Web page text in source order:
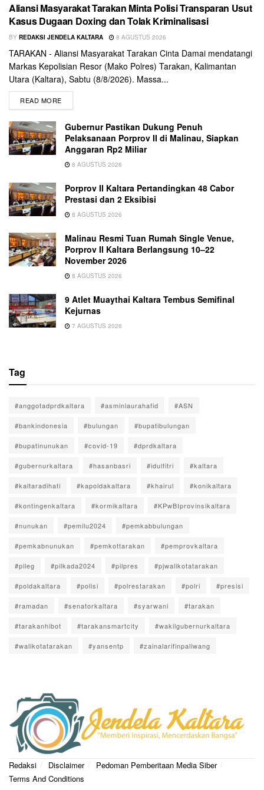
Aliansi Masyarakat Tarakan Minta Polisi Transparan Usut
Kasus Dugaan Doxing dan Tolak Kriminalisasi
BY REDAKSI JENDELA KALTARA 8 AGUSTUS 2026
TARAKAN - Aliansi Masyarakat Tarakan Cinta Damai mendatangi
Markas Kepolisian Resor (Mako Polres) Tarakan, Kalimantan
Utara (Kaltara), Sabtu (8/8/2026). Massa...
READ MORE
Gubernur Pastikan Dukung Penuh
Pelaksanaan Porprov II di Malinau, Siapkan
Anggaran Rp2 Miliar
8 AGUSTUS 2026
Porprov II Kaltara Pertandingkan 48 Cabor
Prestasi dan 2 Eksibisi
8 AGUSTUS 2026
Malinau Resmi Tuan Rumah Single Venue,
Porprov II Kaltara Berlangsung 10–22
November 2026
8 AGUSTUS 2026
9 Atlet Muaythai Kaltara Tembus Semifinal
Kejurnas
7 AGUSTUS 2026
Tag
#anggotadprdkaltara #asminlaurahafid #ASN
#bankindonesia #bulungan #bupatibulungan
#bupatinunukan #covid-19 #dprdkaltara
#gubernurkaltara #hasanbasri #idulfitri #kaltara
#kaltaradihati #kapoldakaltara #khairul #konikaltara
#kontingenkaltara #kormikaltara #KPwBIprovinsikaltara
#nunukan #pemilu2024 #pemkabbulungan
#pemkabnunukan #pemkottarakan #pemprovkaltara
#pileg #pilkada2024 #pilpres #pjwalikotatarakan
#poldakaltara #polisi #polrestarakan #polri #presisi
#ramadan #senatorkaltara #syarwani #tarakan
#tarakanhibot #tarakansmartcity #wakilgubernurkaltara
#walikotatarakan #yansentp #zainalarifinpaliwang
Redaksi Disclaimer
Pedoman Pemberitaan Media Siber
Terms And Conditions